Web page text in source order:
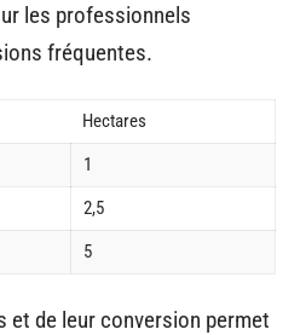
les professionnels
fréquentes.
Hectares
1
2,5
5
et de leur conversion permet